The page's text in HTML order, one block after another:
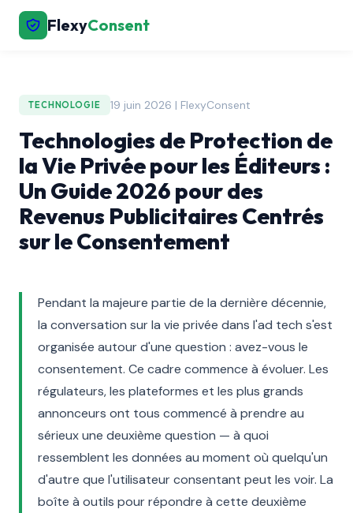
FlexyConsent
TECHNOLOGIE 19 juin 2026 | FlexyConsent
Technologies de Protection de
la Vie Privée pour les Éditeurs :
Un Guide 2026 pour des
Revenus Publicitaires Centrés
sur le Consentement
Pendant la majeure partie de la dernière décennie,
la conversation sur la vie privée dans l'ad tech s'est
organisée autour d'une question : avez-vous le
consentement. Ce cadre commence à évoluer. Les
régulateurs, les plateformes et les plus grands
annonceurs ont tous commencé à prendre au
sérieux une deuxième question — à quoi
ressemblent les données au moment où quelqu'un
d'autre que l'utilisateur consentant peut les voir. La
boîte à outils pour répondre à cette deuxième